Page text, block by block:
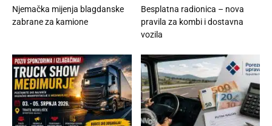
Njemačka mijenja blagdanske
zabrane za kamione
Besplatna radionica – nova
pravila za kombi i dostavna
vozila